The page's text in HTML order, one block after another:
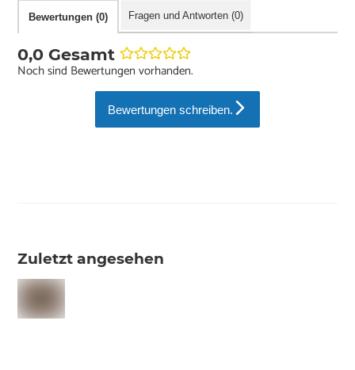
Bewertungen (0) Fragen und Antworten (0)
0,0 Gesamt
Noch sind Bewertungen vorhanden.
Bewertungen schreiben.
Zuletzt angesehen